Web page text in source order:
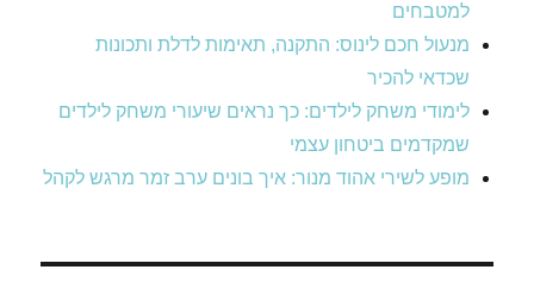
למטבחים
מנעול חכם לינוס: התקנה, תאימות לדלת ותכונות
שכדאי להכיר
לימודי משחק לילדים: כך נראים שיעורי משחק לילדים
שמקדמים ביטחון עצמי
מופע לשירי אהוד מנור: איך בונים ערב זמר מרגש לקהל